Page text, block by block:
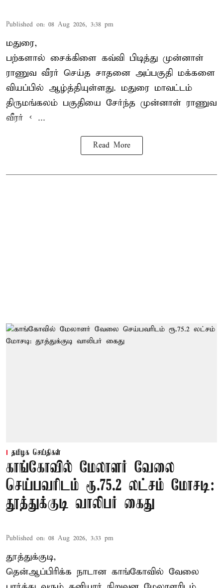
Published on: 08 Aug 2026, 3:38 pm
மதுரை,
பற்களால் சைக்கிளை கவ்வி பிடித்து முன்னாள்
ராணுவ வீரர் செய்த சாதனை அப்பகுதி மக்களை
வியப்பில் ஆழ்த்தியுள்ளது. மதுரை மாவட்டம்
திருமங்கலம் பகுதியை சேர்ந்த முன்னாள் ராணுவ
வீரர் < ...
Read More
தமிழக செய்திகள்
காங்கோவில் மேலாளர் வேலை
செய்பவரிடம் ரூ.75.2 லட்சம் மோசடி:
தூத்துக்குடி வாலிபர் கைது
Published on: 08 Aug 2026, 3:33 pm
தூத்துக்குடி,
தென்ஆப்பிரிக்க நாடான காங்கோவில் வேலை